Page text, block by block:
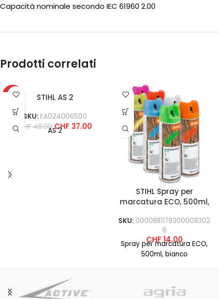
Capacità nominale secondo IEC 61960 2.00
Prodotti correlati
-23% STIHL AS 2
SKU: EA024006500
CHF48.00 CHF37.00
AS 2
STIHL Spray per
marcatura ECO, 500ml,
SKU: 0000881179300009302
6
CHF14.00
Spray per marcatura ECO,
500ml, bianco